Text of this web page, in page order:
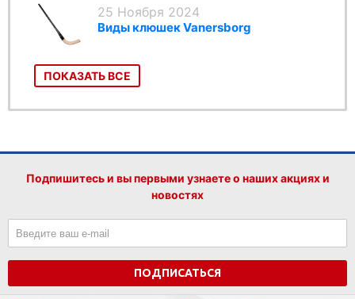
25 Ноября 2024
Виды клюшек Vanersborg
ПОКАЗАТЬ ВСЕ
Подпишитесь и вы первыми узнаете о наших акциях и
новостях
ПОДПИСАТЬСЯ